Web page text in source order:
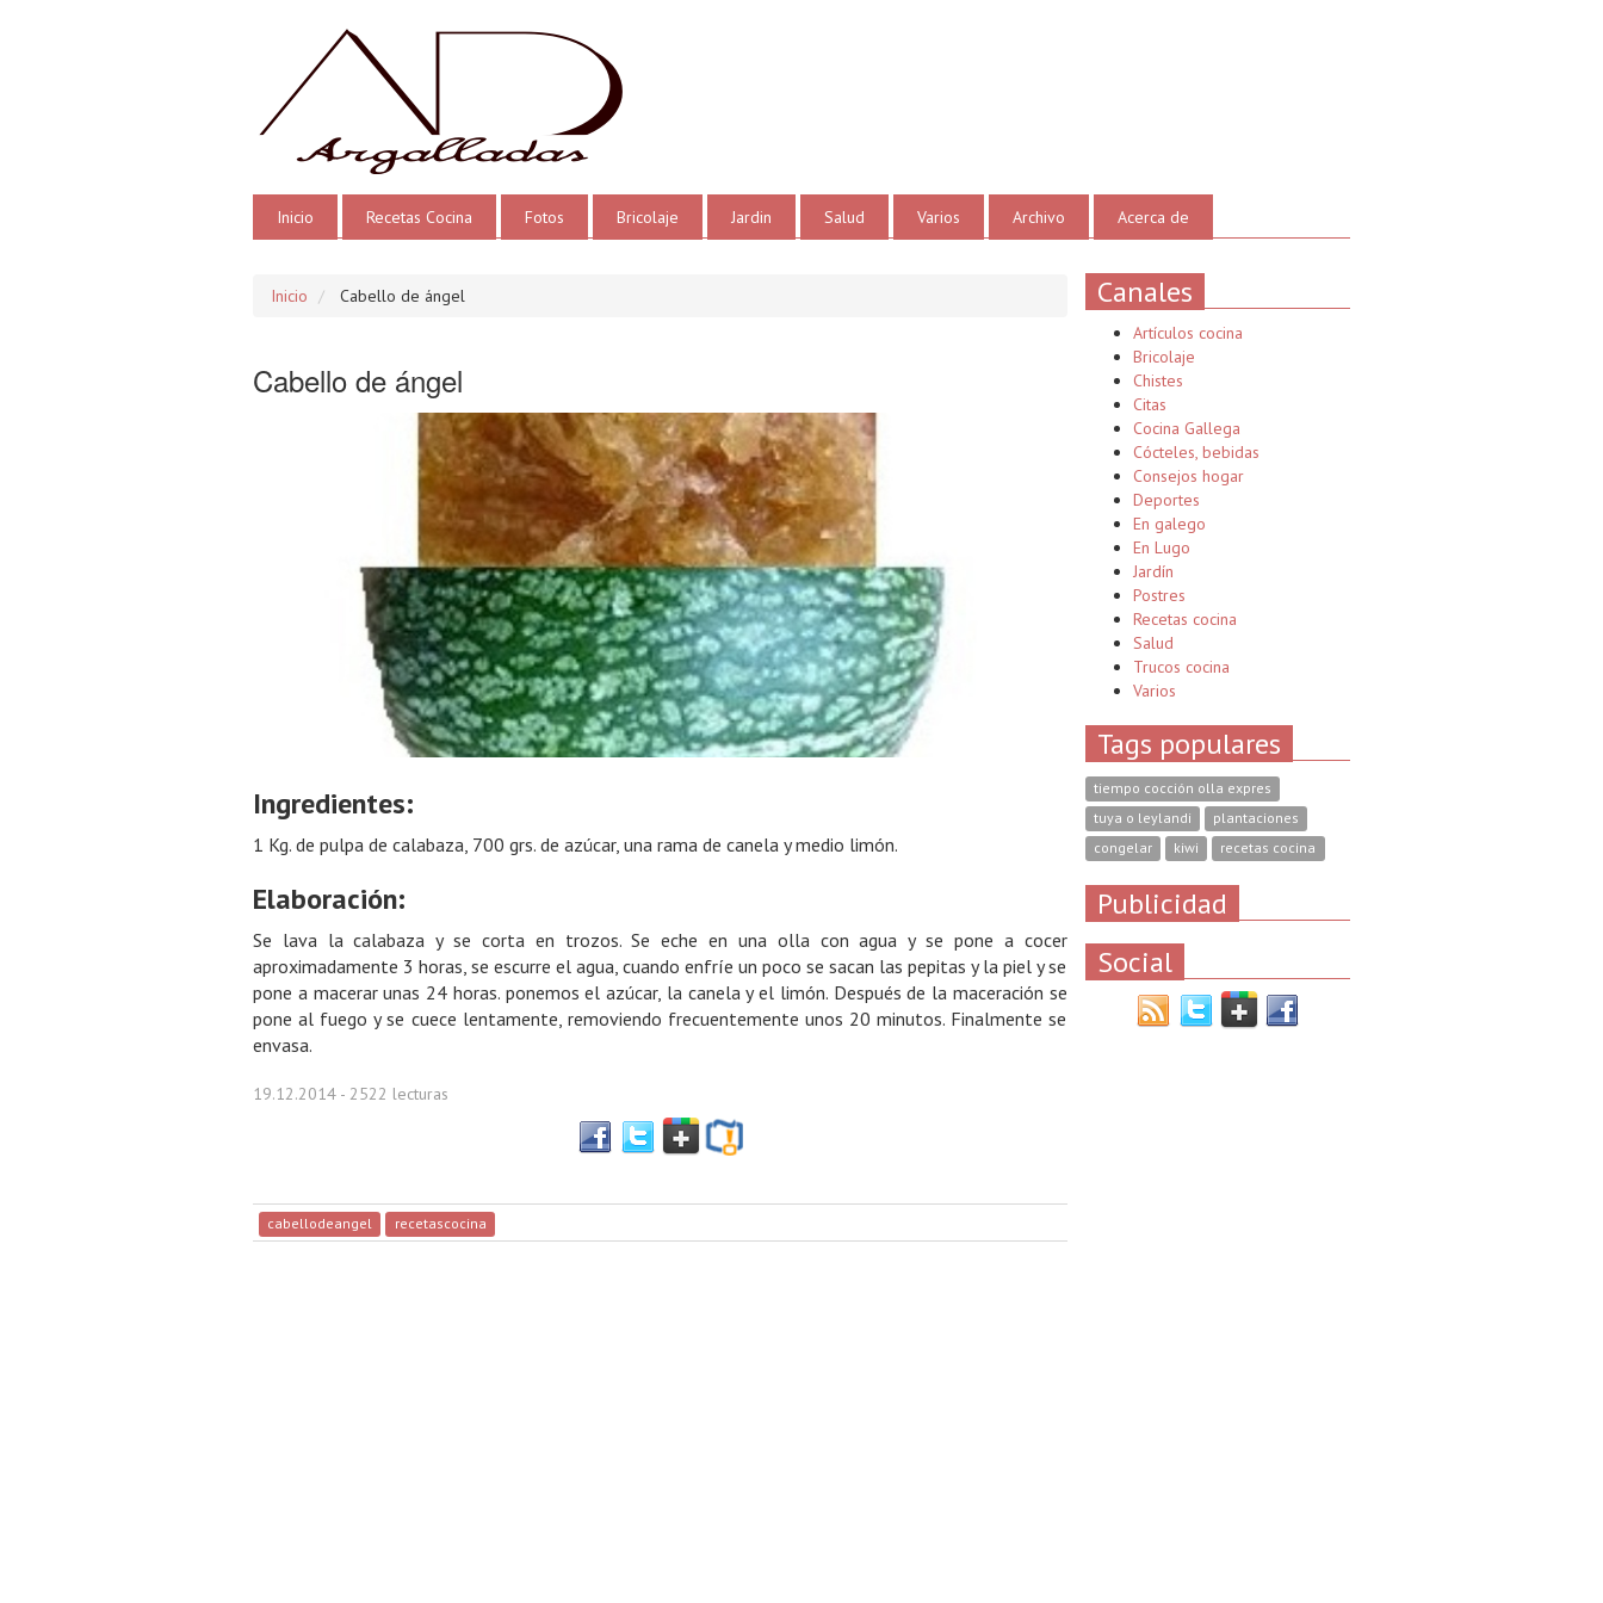
Inicio Recetas Cocina Fotos Bricolaje Jardin Salud Varios Archivo Acerca de
Inicio Cabello de ángel
Cabello de ángel
Ingredientes:
1 Kg. de pulpa de calabaza, 700 grs. de azúcar, una rama de canela y medio limón.
Elaboración:
Se lava la calabaza y se corta en trozos. Se eche en una olla con agua y se pone a cocer
aproximadamente 3 horas, se escurre el agua, cuando enfríe un poco se sacan las pepitas y la piel y se
pone a macerar unas 24 horas. ponemos el azúcar, la canela y el limón. Después de la maceración se
pone al fuego y se cuece lentamente, removiendo frecuentemente unos 20 minutos. Finalmente se
envasa.
19.12.2014 - 2522 lecturas
cabellodeangel recetascocina
Canales
Artículos cocina
Bricolaje
Chistes
Citas
Cocina Gallega
Cócteles, bebidas
Consejos hogar
Deportes
En galego
En Lugo
Jardín
Postres
Recetas cocina
Salud
Trucos cocina
Varios
Tags populares
tiempo cocción olla expres
tuya o leylandi
plantaciones
congelar
kiwi recetas cocina
Publicidad
Social